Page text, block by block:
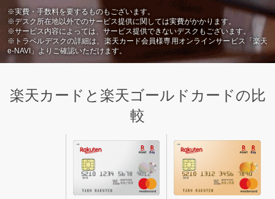
※実費・手数料を要するものもございます。
※デスク所在地以外でのサービス提供に関しては実費がかかります。
※サービス内容によっては、サービス提供できないデスクもございます。
※トラベルデスクの詳細は、楽天カード会員様専用オンラインサービス「楽天
e-NAVI」よりご確認いただけます。
楽天カードと楽天ゴールドカードの比
較